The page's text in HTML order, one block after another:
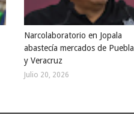
Narcolaboratorio en Jopala
abastecía mercados de Puebla
y Veracruz
Julio 20, 2026